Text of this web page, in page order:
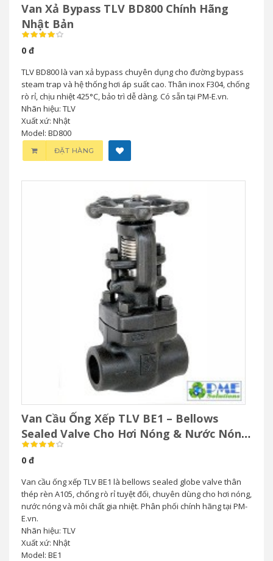
Van Xả Bypass TLV BD800 Chính Hãng
Nhật Bản
0 đ
TLV BD800 là van xả bypass chuyên dụng cho đường bypass
steam trap và hệ thống hơi áp suất cao. Thân inox F304, chống
rò rỉ, chịu nhiệt 425°C, bảo trì dễ dàng. Có sẵn tại PM-E.vn.
Nhãn hiệu: TLV
Xuất xứ: Nhật
Model: BD800
ĐẶT HÀNG
Van Cầu Ống Xếp TLV BE1 – Bellows
Sealed Valve Cho Hơi Nóng & Nước Nóng
Áp Suất Cao
0 đ
Van cầu ống xếp TLV BE1 là bellows sealed globe valve thân
thép rèn A105, chống rò rỉ tuyệt đối, chuyên dùng cho hơi nóng,
nước nóng và môi chất gia nhiệt. Phân phối chính hãng tại PM-
E.vn.
Nhãn hiệu: TLV
Xuất xứ: Nhật
Model: BE1